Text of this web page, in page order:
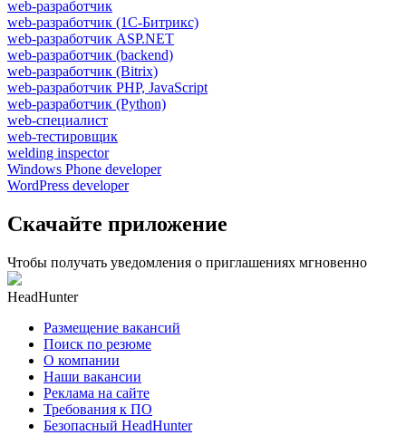
web-разработчик
web-разработчик (1С-Битрикс)
web-разработчик ASP.NET
web-разработчик (backend)
web-разработчик (Bitrix)
web-разработчик PHP, JavaScript
web-разработчик (Python)
web-специалист
web-тестировщик
welding inspector
Windows Phone developer
WordPress developer
Скачайте приложение
Чтобы получать уведомления о приглашениях мгновенно
HeadHunter
Размещение вакансий
Поиск по резюме
О компании
Наши вакансии
Реклама на сайте
Требования к ПО
Безопасный HeadHunter